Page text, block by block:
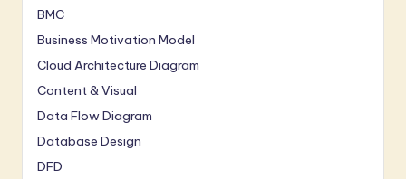
BMC
Business Motivation Model
Cloud Architecture Diagram
Content & Visual
Data Flow Diagram
Database Design
DFD